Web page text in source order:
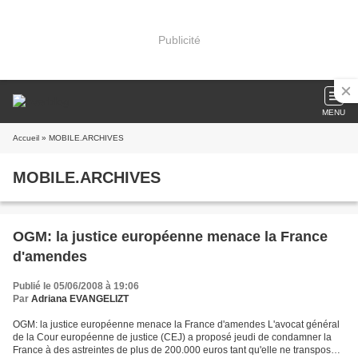
Publicité
MENU
Accueil » MOBILE.ARCHIVES
MOBILE.ARCHIVES
OGM: la justice européenne menace la France
d'amendes
Publié le 05/06/2008 à 19:06
Par Adriana EVANGELIZT
OGM: la justice européenne menace la France d'amendes L'avocat général
de la Cour européenne de justice (CEJ) a proposé jeudi de condamner la
France à des astreintes de plus de 200.000 euros tant qu'elle ne transposera